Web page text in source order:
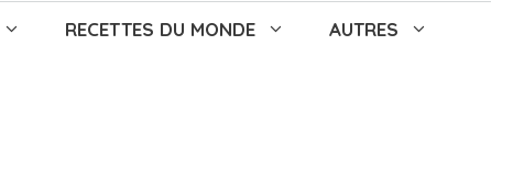
RECETTES DU MONDE AUTRES